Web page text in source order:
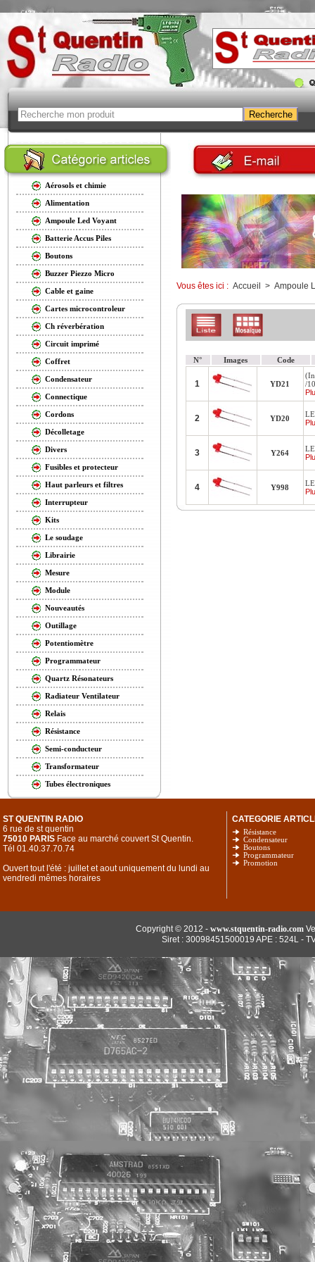
Aérosols et chimie
Alimentation
Ampoule Led Voyant
Batterie Accus Piles
Boutons
Buzzer Piezzo Micro
Cable et gaine
Cartes microcontroleur
Ch réverbération
Circuit imprimé
Coffret
Condensateur
Connectique
Cordons
Décolletage
Divers
Fusibles et protecteur
Haut parleurs et filtres
Interrupteur
Kits
Le soudage
Librairie
Mesure
Module
Nouveautés
Outillage
Potentiomètre
Programmateur
Quartz Résonateurs
Radiateur Ventilateur
Relais
Résistance
Semi-conducteur
Transformateur
Tubes électroniques
Vous êtes ici : Accueil > Ampoule
N° Images Code
1 YD21
/
2 YD20
3 Y264
4 Y998
ST QUENTIN RADIO
6 rue de st quentin
75010 PARIS Face au marché couvert St Quentin.
Tél 01.40.37.70.74
Ouvert tout l'été : juillet et aout uniquement du lundi au
vendredi mêmes horaires
CATEGORIE
Résistance
Condensateur
Boutons
Programmateur
Promotion
Copyright © 2012 - www.stquentin-radio.com
Siret : 30098451500019 APE : 524L -